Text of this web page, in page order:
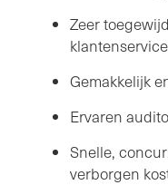
Zeer
Gemakkelijk
Ervaren
Snelle,
verborgen